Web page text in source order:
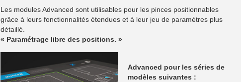
Les modules Advanced sont utilisables pour les pinces positionnables
grâce à leurs fonctionnalités étendues et à leur jeu de paramètres plus
détaillé.
« Paramétrage libre des positions. »
Advanced pour les séries de
modèles suivantes :